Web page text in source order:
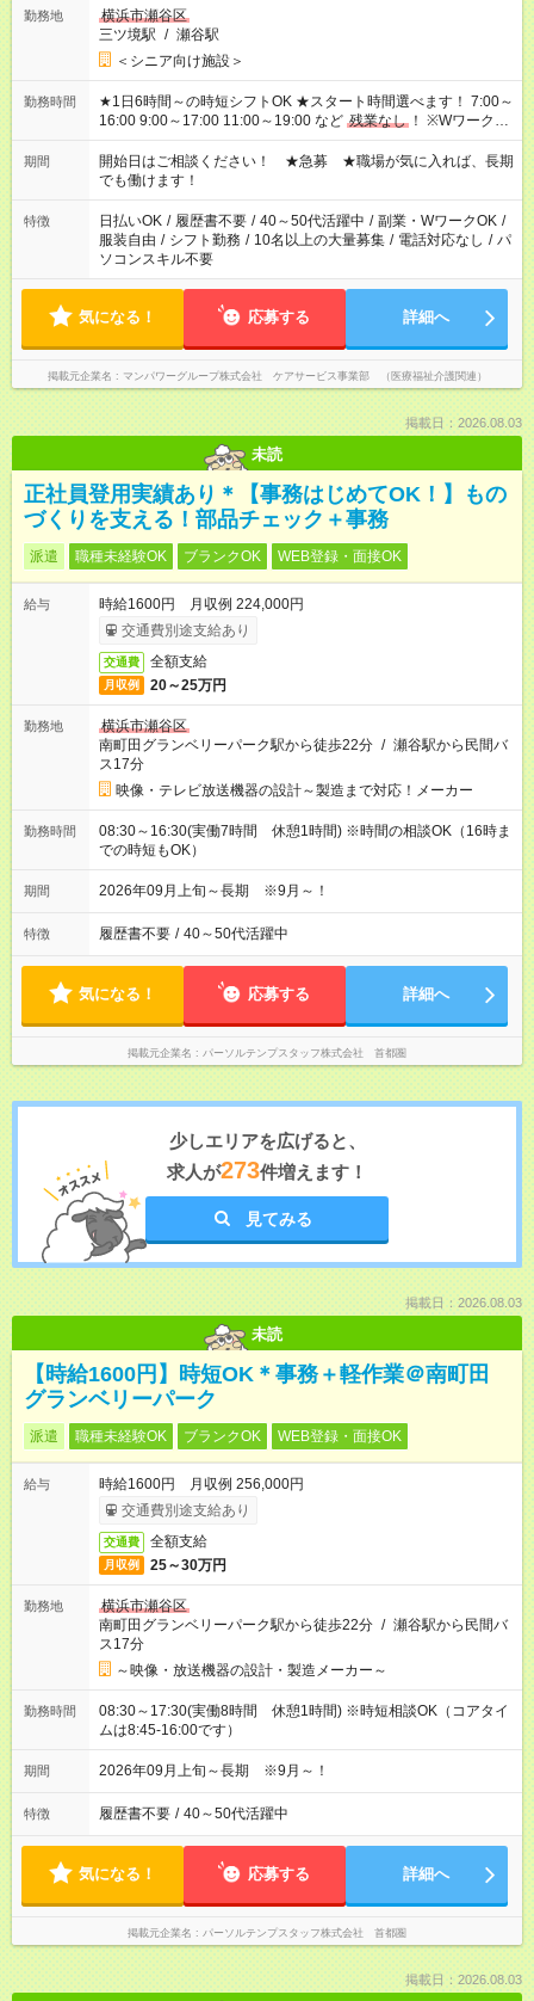
勤務地
横浜市瀬谷区
三ツ境駅 / 瀬谷駅
＜シニア向け施設＞
勤務時間
★1日6時間～の時短シフトOK ★スタート時間選べます！ 7:00～
16:00 9:00～17:00 11:00～19:00 など 残業なし ！ ※Wワークの
場合、他のお仕事と合わせ週40時間超の就業はご案内できませ
ん ※法令に基づき、週20時間以上勤務は社会保険への加入対象
となります ※労働者派遣法（日雇い派遣の原則禁止）により、
短時間・短期間の就業はご案内が難しい場合があります
期間
開始日はご相談ください！ ★急募 ★職場が気に入れば、長期
でも働けます！
特徴 日払いOK / 履歴書不要 / 40～50代活躍中 / 副業・WワークOK /
服装自由 / シフト勤務 / 10名以上の大量募集 / 電話対応なし / パ
ソコンスキル不要
気になる！ 応募する 詳細へ
掲載元企業名 マンパワーグループ株式会社 ケアサービス事業部 （医療福祉介護関連）
掲載日：2026.08.03
未読
正社員登用実績あり＊【事務はじめてOK！】もの
づくりを支える！部品チェック＋事務
派遣 職種未経験OK ブランクOK WEB登録・面接OK
給与
時給1600円 月収例 224,000円
交通費別途支給あり
交通費 全額支給
月収例 20～25万円
勤務地
横浜市瀬谷区
南町田グランベリーパーク駅から徒歩22分 / 瀬谷駅から民間バ
ス17分
映像・テレビ放送機器の設計～製造まで対応！メーカー
勤務時間
08:30～16:30(実働7時間 休憩1時間) ※時間の相談OK（16時ま
での時短もOK）
期間 2026年09月上旬～長期 ※9月～！
特徴 履歴書不要 / 40～50代活躍中
気になる！ 応募する 詳細へ
掲載元企業名 パーソルテンプスタッフ株式会社 首都圏
少しエリアを広げると、
求人が273件増えます！
見てみる
掲載日：2026.08.03
未読
【時給1600円】時短OK＊事務＋軽作業＠南町田
グランベリーパーク
派遣 職種未経験OK ブランクOK WEB登録・面接OK
給与
時給1600円 月収例 256,000円
交通費別途支給あり
交通費 全額支給
月収例 25～30万円
勤務地
横浜市瀬谷区
南町田グランベリーパーク駅から徒歩22分 / 瀬谷駅から民間バ
ス17分
～映像・放送機器の設計・製造メーカー～
勤務時間
08:30～17:30(実働8時間 休憩1時間) ※時短相談OK（コアタイ
ムは8:45-16:00です）
期間 2026年09月上旬～長期 ※9月～！
特徴 履歴書不要 / 40～50代活躍中
気になる！ 応募する 詳細へ
掲載元企業名 パーソルテンプスタッフ株式会社 首都圏
掲載日：2026.08.03